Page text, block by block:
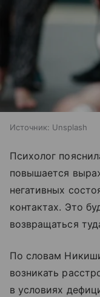
Источник: Unsplash
Психолог
повышается
негативных
контактах. Это
возвращаться
По словам
возникать
в условиях